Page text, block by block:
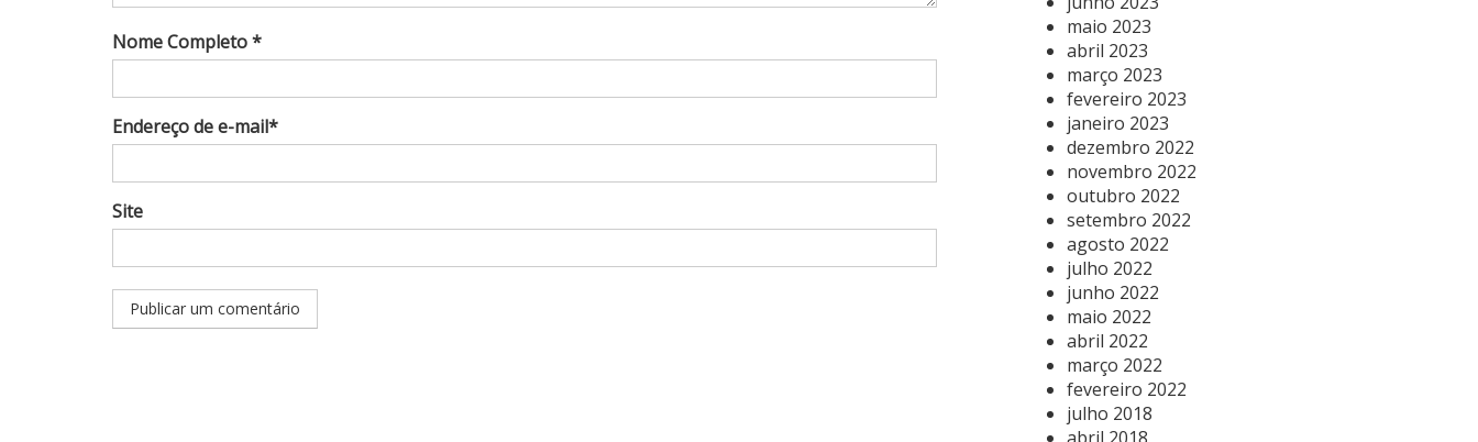
Nome Completo *
Endereço de e-mail*
Site
maio 2023
abril 2023
março 2023
fevereiro 2023
janeiro 2023
dezembro 2022
novembro 2022
outubro 2022
setembro 2022
agosto 2022
julho 2022
junho 2022
maio 2022
abril 2022
março 2022
fevereiro 2022
julho 2018